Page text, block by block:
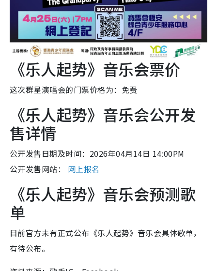
《乐人起势》音乐会票价
这次群星演唱会的门票价格为：免费
《乐人起势》音乐会公开发
售详情
公开发售日期及时间：2026年04月14日 14:00PM
公开发售网站： 网上报名
《乐人起势》音乐会预测歌
单
目前官方未有正式公布《乐人起势》音乐会具体歌单，
有待公布。